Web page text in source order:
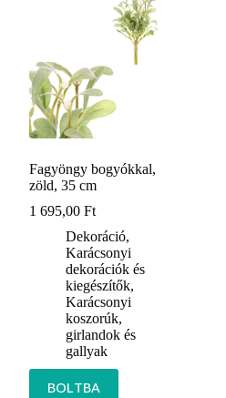
Fagyöngy bogyókkal,
zöld, 35 cm
1 695,00Ft
Dekoráció,
Karácsonyi
dekorációk és
kiegészítők,
Karácsonyi
koszorúk,
girlandok és
gallyak
BOLTBA